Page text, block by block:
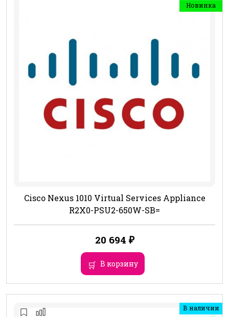
Новинка
Cisco Nexus 1010 Virtual Services Appliance
R2X0-PSU2-650W-SB=
20 694 ₽
В корзину
В наличии